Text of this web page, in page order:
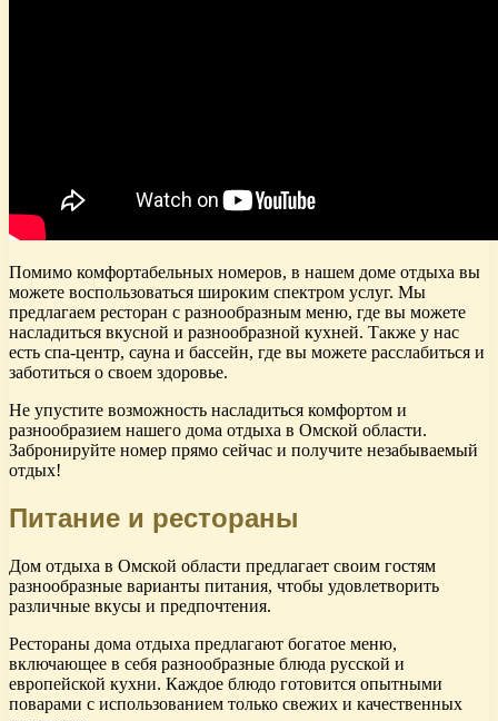
Помимо комфортабельных номеров, в нашем доме отдыха вы
можете воспользоваться широким спектром услуг. Мы
предлагаем ресторан с разнообразным меню, где вы можете
насладиться вкусной и разнообразной кухней. Также у нас
есть спа-центр, сауна и бассейн, где вы можете расслабиться и
заботиться о своем здоровье.
Не упустите возможность насладиться комфортом и
разнообразием нашего дома отдыха в Омской области.
Забронируйте номер прямо сейчас и получите незабываемый
отдых!
Питание и рестораны
Дом отдыха в Омской области предлагает своим гостям
разнообразные варианты питания, чтобы удовлетворить
различные вкусы и предпочтения.
Рестораны дома отдыха предлагают богатое меню,
включающее в себя разнообразные блюда русской и
европейской кухни. Каждое блюдо готовится опытными
поварами с использованием только свежих и качественных